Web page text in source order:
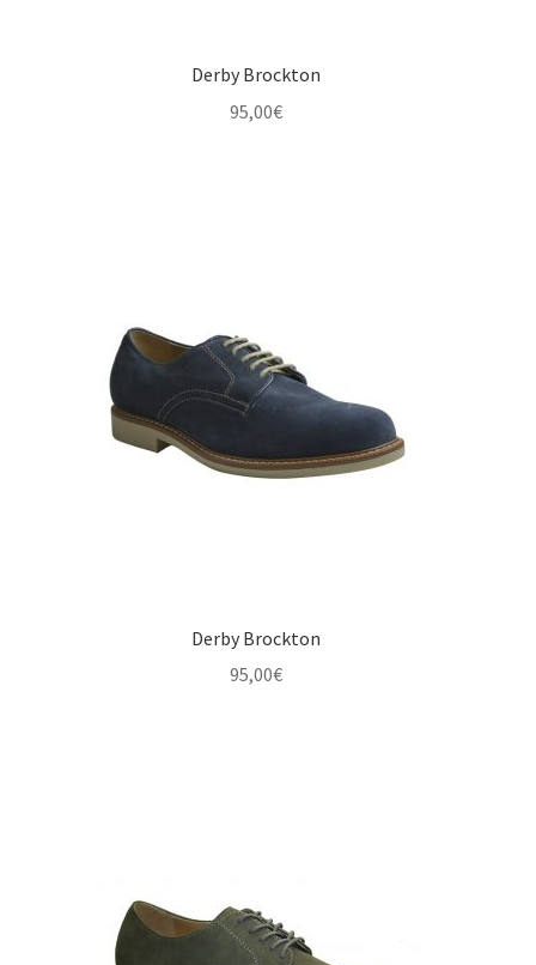
Derby Brockton
95,00€
Derby Brockton
95,00€